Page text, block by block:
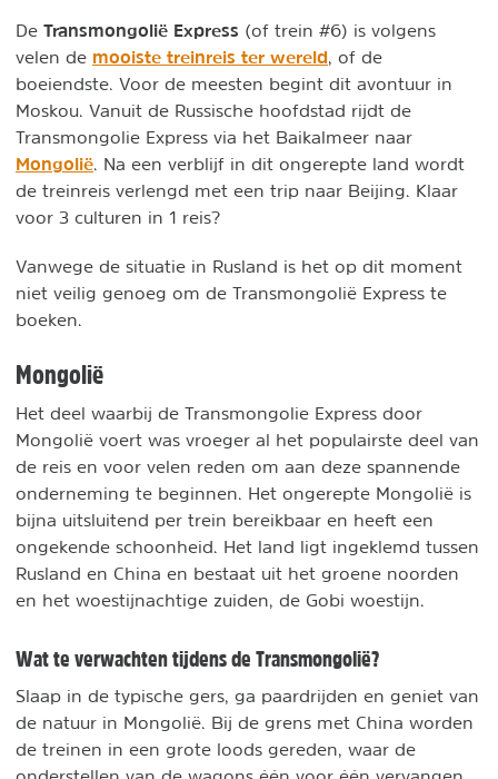
De Transmongolië Express (of trein #6) is volgens
velen de mooiste treinreis ter wereld , of de
boeiendste. Voor de meesten begint dit avontuur in
Moskou. Vanuit de Russische hoofdstad rijdt de
Transmongolie Express via het Baikalmeer naar
Mongolië . Na een verblijf in dit ongerepte land wordt
de treinreis verlengd met een trip naar Beijing. Klaar
voor 3 culturen in 1 reis?
Vanwege de situatie in Rusland is het op dit moment
niet veilig genoeg om de Transmongolië Express te
boeken.
Mongolië
Het deel waarbij de Transmongolie Express door
Mongolië voert was vroeger al het populairste deel van
de reis en voor velen reden om aan deze spannende
onderneming te beginnen. Het ongerepte Mongolië is
bijna uitsluitend per trein bereikbaar en heeft een
ongekende schoonheid. Het land ligt ingeklemd tussen
Rusland en China en bestaat uit het groene noorden
en het woestijnachtige zuiden, de Gobi woestijn.
Wat te verwachten tijdens de Transmongolië?
Slaap in de typische gers, ga paardrijden en geniet van
de natuur in Mongolië. Bij de grens met China worden
de treinen in een grote loods gereden, waar de